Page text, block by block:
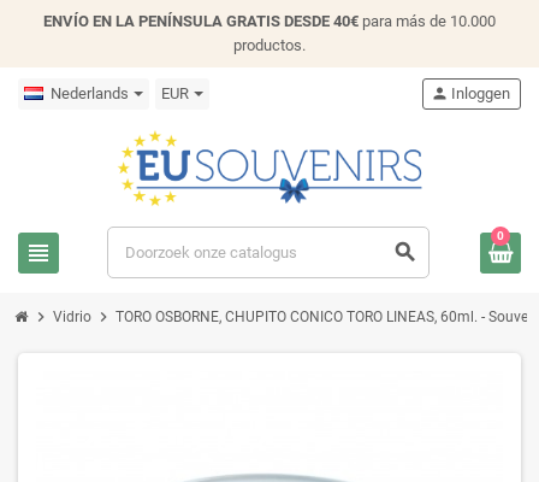
ENVÍO EN LA PENÍNSULA GRATIS DESDE 40€ para más de 10.000
productos.
Nederlands EUR
view_headline search
person Inloggen
0
chevron_right Vidrio chevron_right TORO OSBORNE, CHUPITO CONICO TORO LINEAS, 60ml. -